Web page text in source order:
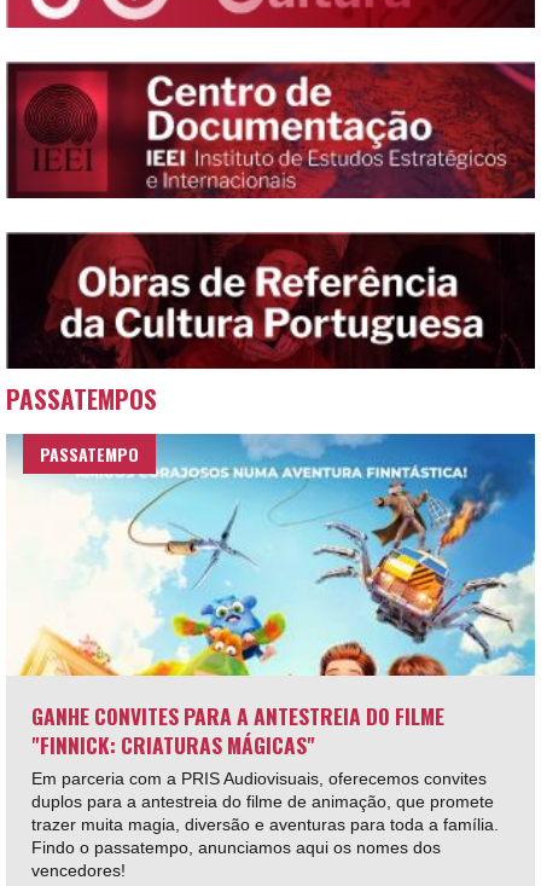
PASSATEMPOS
PASSATEMPO
GANHE CONVITES PARA A ANTESTREIA DO FILME
"FINNICK: CRIATURAS MÁGICAS"
Em parceria com a PRIS Audiovisuais, oferecemos convites
duplos para a antestreia do filme de animação, que promete
trazer muita magia, diversão e aventuras para toda a família.
Findo o passatempo, anunciamos aqui os nomes dos
vencedores!